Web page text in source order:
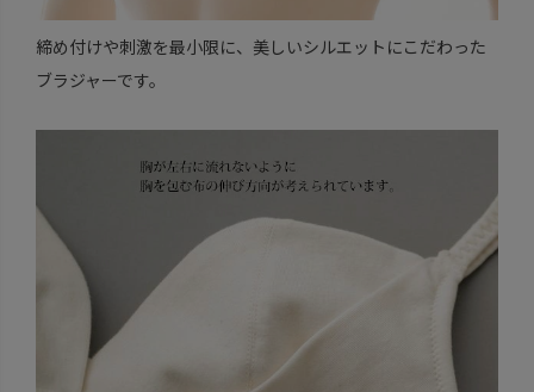
締め付けや刺激を最小限に、美しいシルエットにこだわった
ブラジャーです。